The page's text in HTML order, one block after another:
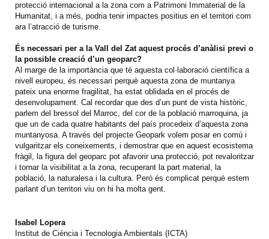
protecció internacional a la zona com a Patrimoni Immaterial de la
Humanitat, i a més, podria tenir impactes positius en el territori com
ara l’atracció de turisme.
És necessari per a la Vall del Zat aquest procés d’anàlisi previ o
la possible creació d’un geoparc?
Al marge de la importància que té aquesta col·laboració científica a
nivell europeu, és necessari perquè aquesta zona de muntanya
pateix una enorme fragilitat, ha estat oblidada en el procés de
desenvolupament. Cal recordar que des d’un punt de vista històric,
parlem del bressol del Marroc, del cor de la població marroquina, ja
que un de cada quatre habitants del país procedeix d’aquesta zona
muntanyosa. A través del projecte Geopark volem posar en comú i
vulgaritzar els coneixements, i demostrar que en aquest ecosistema
fràgil, la figura del geoparc pot afavorir una protecció, pot revaloritzar
i tornar la visibilitat a la zona, recuperant la part material, la
població, la naturalesa i la cultura. Però és complicat perquè estem
parlant d’un territori viu on hi ha molta gent.
Isabel Lopera
Institut de Ciència i Tecnologia Ambientals (ICTA)